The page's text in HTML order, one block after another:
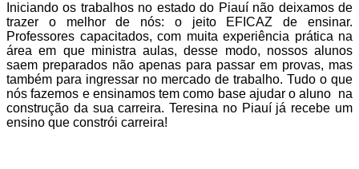
Iniciando os trabalhos no estado do Piauínão deixamos de
trazer o melhor de nós: o jeito EFICAZ de ensinar.
Professores capacitados, com muita experiência prática na
área em que ministra aulas, desse modo, nossos alunos
saem preparados não apenas para passar em provas, mas
também para ingressar no mercado de trabalho. Tudo o que
nós fazemos e ensinamos tem como base ajudar o aluno na
construção da sua carreira.Teresina no Piauíjá recebe um
ensino que constrói carreira!